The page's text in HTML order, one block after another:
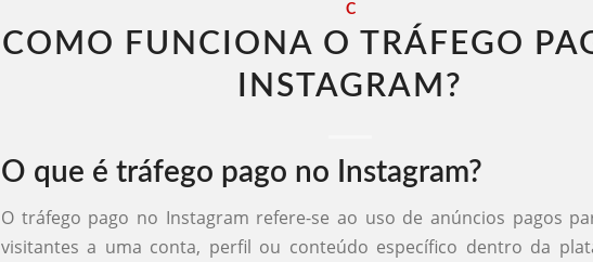
C
COMO FUNCIONA O TRÁFEGO
INSTAGRAM​?
O que é tráfego pago no Instagram?
O tráfego pago no Instagram refere-se ao uso de anúncios pagos
visitantes a uma conta, perfil ou conteúdo específico dentro da